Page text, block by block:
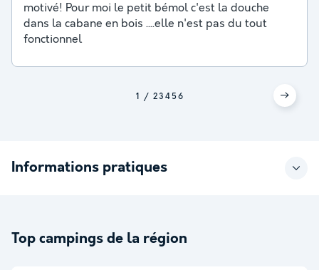
motivé! Pour moi le petit bémol c'est la douche
dans la cabane en bois ....elle n'est pas du tout
fonctionnel
1 23 456
Informations pratiques
Top campings de la région